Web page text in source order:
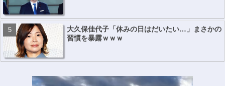
大久保佳代子「休みの日はだいたい…」まさかの
習慣を暴露ｗｗｗ